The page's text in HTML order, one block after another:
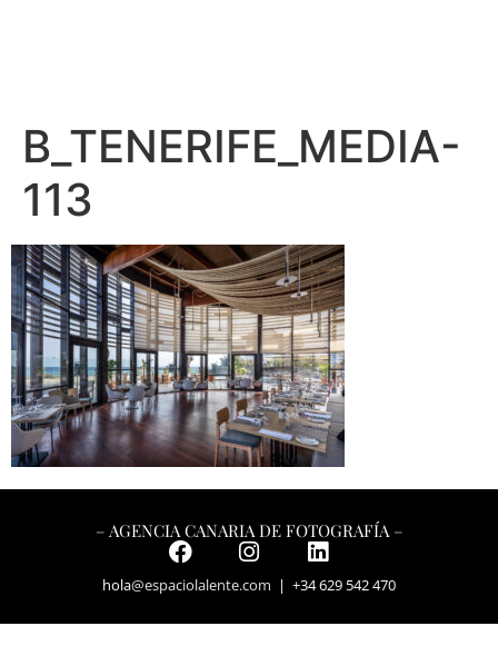
B_TENERIFE_MEDIA-
113
– AGENCIA CANARIA DE FOTOGRAFÍA –
hola@espaciolalente.com | +34 629 542 470